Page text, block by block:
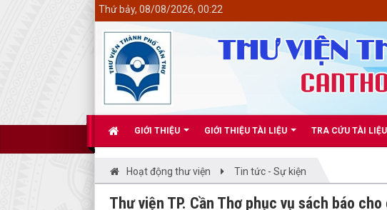
GIỚI THIỆU GIỚI THIỆU TÀI LIỆU TRA CỨU TÀI LIỆU
Thứ bảy, 08/08/2026, 00:22
Hoạt động thư viện Tin tức - Sự kiện
Thư viện TP. Cần Thơ phục vụ sách báo